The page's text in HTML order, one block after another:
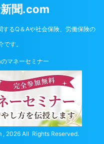
聞.com
るQ＆Aや社会保険、労働保険の
す。
マネーセミナー
2026 All Rights Reserved.